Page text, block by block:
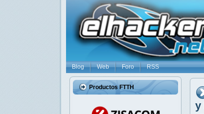
Blog Web Foro RSS
Productos FTTH
y